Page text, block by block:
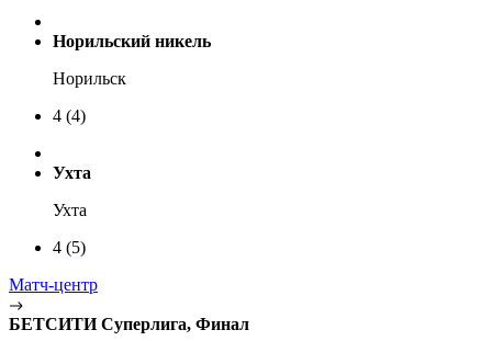
Норильский никель
Норильск
4 (4)
Ухта
Ухта
4 (5)
Матч-центр
БЕТСИТИ Суперлига, Финал